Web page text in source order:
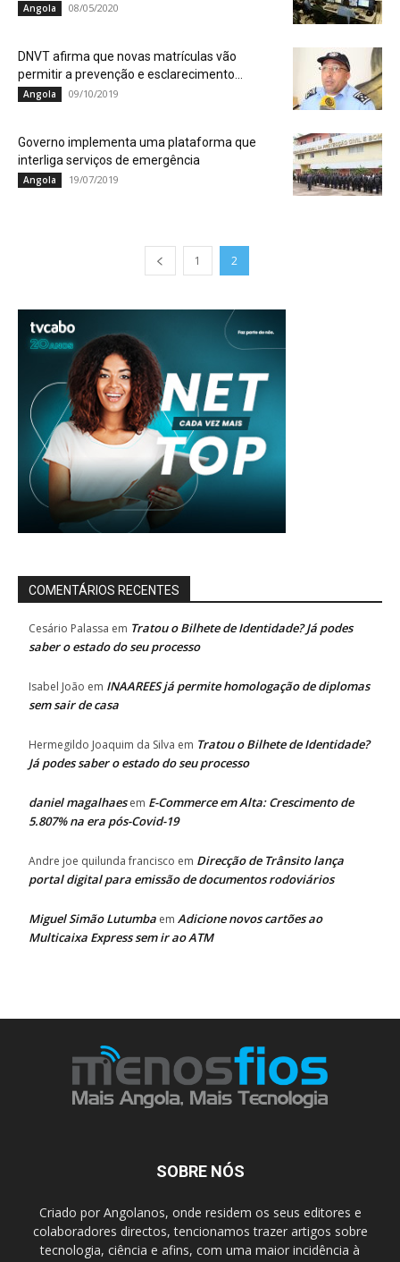
Angola 08/05/2020
DNVT afirma que novas matrículas vão
permitir a prevenção e esclarecimento...
Angola 09/10/2019
Governo implementa uma plataforma que
interliga serviços de emergência
Angola 19/07/2019
1 2
COMENTÁRIOS RECENTES
Cesário Palassa em Tratou o Bilhete de Identidade? Já podes
saber o estado do seu processo
Isabel João em INAAREES já permite homologação de diplomas
sem sair de casa
Hermegildo Joaquim da Silva em Tratou o Bilhete de Identidade?
Já podes saber o estado do seu processo
daniel magalhaesem E-Commerce em Alta: Crescimento de
5.807% na era pós-Covid-19
Andre joe quilunda francisco em Direcção de Trânsito lança
portal digital para emissão de documentos rodoviários
Miguel Simão Lutumba em Adicione novos cartões ao
Multicaixa Express sem ir ao ATM
SOBRE NÓS
Criado por Angolanos, onde residem os seus editores e
colaboradores directos, tencionamos trazer artigos sobre
tecnologia, ciência e afins, com uma maior incidência à